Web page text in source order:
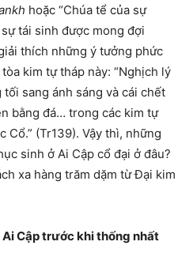
hoặc “Chúa tể của sự
tái sinh được mong đợi
thích những ý tưởng phức
kim tự tháp này: “Nghịch lý
sang ánh sáng và cái chết
bằng đá… trong các kim tự
Cổ.” (Tr139). Vậy thì, những
sinh ở Ai Cập cổ đại ở đâu?
xa hàng trăm dặm từ Đại kim
Cập trước khi thống nhất